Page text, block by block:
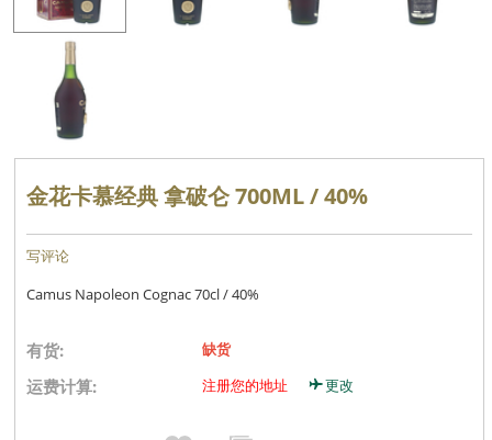
金花卡慕经典 拿破仑 700ML / 40%
写评论
Camus Napoleon Cognac 70cl / 40%
有货: 缺货
运费计算: 注册您的地址 更改